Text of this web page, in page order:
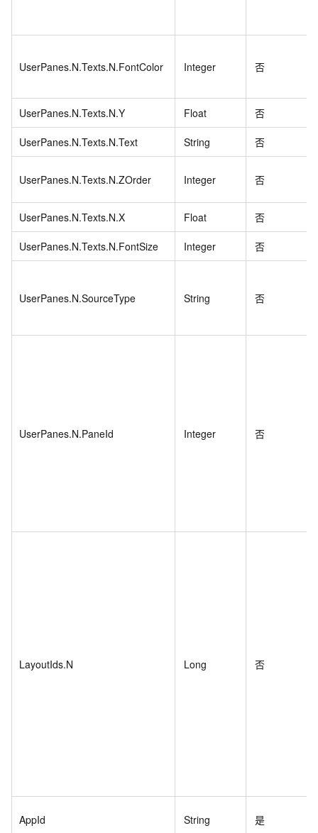
UserPanes.N.Texts.N.FontColor Integer 否
UserPanes.N.Texts.N.Y Float 否
UserPanes.N.Texts.N.Text String 否
UserPanes.N.Texts.N.ZOrder Integer 否
UserPanes.N.Texts.N.X Float 否
UserPanes.N.Texts.N.FontSize Integer 否
UserPanes.N.SourceType String 否
UserPanes.N.PaneId Integer 否
LayoutIds.N Long 否
AppId String 是